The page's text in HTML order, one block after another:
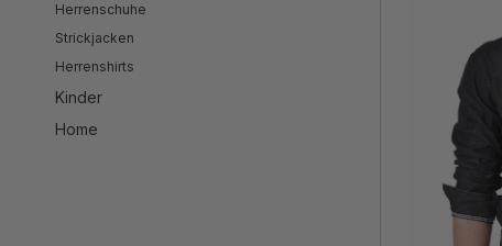
Herrenschuhe
Strickjacken
Herrenshirts
Kinder
Home